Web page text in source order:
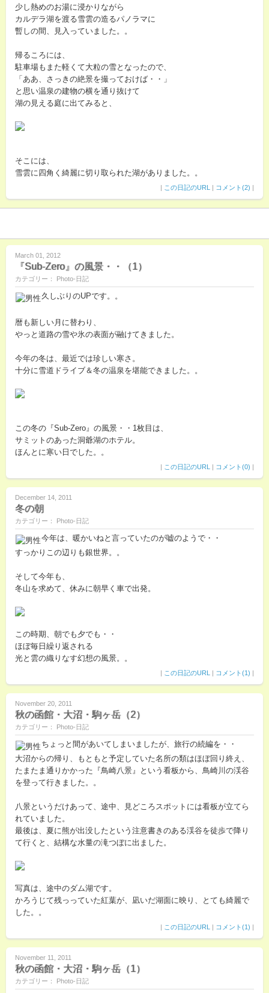
少し熱めのお湯に浸かりながら
カルデラ湖を渡る雪雲の造るパノラマに
暫しの間、見入っていました。。
帰るころには、
駐車場もまた軽くて大粒の雪となったので、
「ああ、さっきの絶景を撮っておけば・・」
と思い温泉の建物の横を通り抜けて
湖の見える庭に出てみると、
そこには、
雪雲に四角く綺麗に切り取られた湖がありました。。
| この日記のURL | コメント(2) |
March 01, 2012
『Sub-Zero』の風景・・（1）
カテゴリー： Photo-日記
久しぶりのUPです。。
暦も新しい月に替わり、
やっと道路の雪や氷の表面が融けてきました。
今年の冬は、最近では珍しい寒さ。
十分に雪道ドライブ＆冬の温泉を堪能できました。。
この冬の『Sub-Zero』の風景・・1枚目は、
サミットのあった洞爺湖のホテル。
ほんとに寒い日でした。。
| この日記のURL | コメント(0) |
December 14, 2011
冬の朝
カテゴリー： Photo-日記
今年は、暖かいねと言っていたのが嘘のようで・・
すっかりこの辺りも銀世界。。
そして今年も、
冬山を求めて、休みに朝早く車で出発。
この時期、朝でも夕でも・・
ほぼ毎日繰り返される
光と雲の織りなす幻想の風景。。
| この日記のURL | コメント(1) |
November 20, 2011
秋の函館・大沼・駒ヶ岳（2）
カテゴリー： Photo-日記
ちょっと間があいてしまいましたが、旅行の続編を・・
大沼からの帰り、もともと予定していた名所の類はほぼ回り終え、
たまたま通りかかった『鳥崎八景』という看板から、鳥崎川の渓谷
を登って行きました。。
八景というだけあって、途中、見どころスポットには看板が立てら
れていました。
最後は、夏に熊が出没したという注意書きのある渓谷を徒歩で降り
て行くと、結構な水量の滝つぼに出ました。
写真は、途中のダム湖です。
かろうじて残っっていた紅葉が、凪いだ湖面に映り、とても綺麗で
した。。
| この日記のURL | コメント(1) |
November 11, 2011
秋の函館・大沼・駒ヶ岳（1）
カテゴリー： Photo-日記